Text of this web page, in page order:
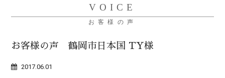
VOICE
お客様の声
お客様の声 鶴岡市日本国 TY様
2017.06.01